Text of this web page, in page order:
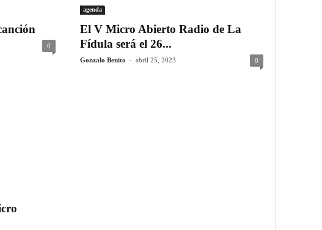
0
agenda
El V Micro Abierto Radio de La
Fídula será el 26...
Gonzalo Benito - abril 25, 2023 0